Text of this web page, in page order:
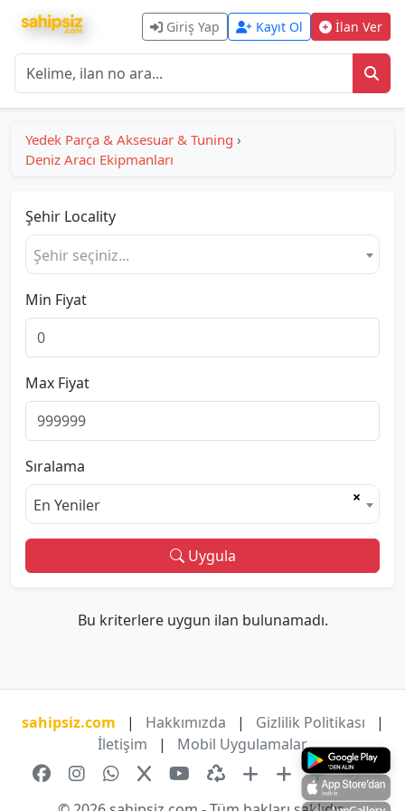
Giriş Yap Kayıt Ol İlan Ver
Yedek Parça & Aksesuar & Tuning ›
Deniz Aracı Ekipmanları
Şehir Locality
Şehir seçiniz...
Min Fiyat
Max Fiyat
Sıralama
×
En Yeniler
Uygula
Bu kriterlere uygun ilan bulunamadı.
sahipsiz.com | Hakkımızda | Gizlilik Politikası
|
İletişim
| Mobil Uygulamalar